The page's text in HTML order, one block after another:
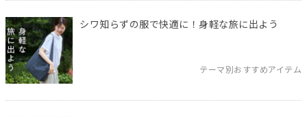
シワ知らずの服で快適に！身軽な旅に出よう
テーマ別おすすめアイテム